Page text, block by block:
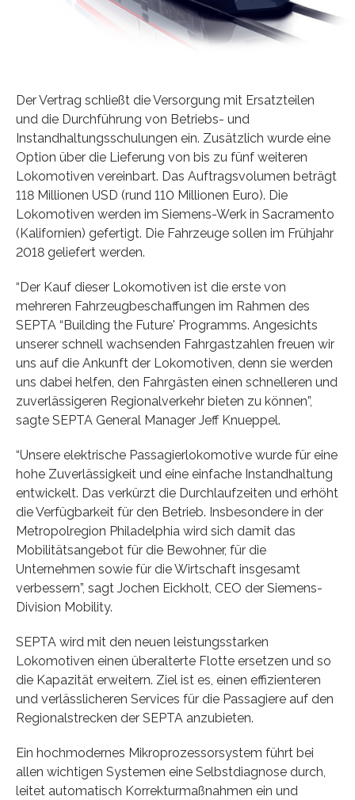
Der Vertrag schließt die Versorgung mit Ersatzteilen
und die Durchführung von Betriebs- und
Instandhaltungsschulungen ein. Zusätzlich wurde eine
Option über die Lieferung von bis zu fünf weiteren
Lokomotiven vereinbart. Das Auftragsvolumen beträgt
118 Millionen USD (rund 110 Millionen Euro). Die
Lokomotiven werden im Siemens-Werk in Sacramento
(Kalifornien) gefertigt. Die Fahrzeuge sollen im Frühjahr
2018 geliefert werden.
“Der Kauf dieser Lokomotiven ist die erste von
mehreren Fahrzeugbeschaffungen im Rahmen des
SEPTA “Building the Future' Programms. Angesichts
unserer schnell wachsenden Fahrgastzahlen freuen wir
uns auf die Ankunft der Lokomotiven, denn sie werden
uns dabei helfen, den Fahrgästen einen schnelleren und
zuverlässigeren Regionalverkehr bieten zu können”,
sagte SEPTA General Manager Jeff Knueppel.
“Unsere elektrische Passagierlokomotive wurde für eine
hohe Zuverlässigkeit und eine einfache Instandhaltung
entwickelt. Das verkürzt die Durchlaufzeiten und erhöht
die Verfügbarkeit für den Betrieb. Insbesondere in der
Metropolregion Philadelphia wird sich damit das
Mobilitätsangebot für die Bewohner, für die
Unternehmen sowie für die Wirtschaft insgesamt
verbessern”, sagt Jochen Eickholt, CEO der Siemens-
Division Mobility.
SEPTA wird mit den neuen leistungsstarken
Lokomotiven einen überalterte Flotte ersetzen und so
die Kapazität erweitern. Ziel ist es, einen effizienteren
und verlässlicheren Services für die Passagiere auf den
Regionalstrecken der SEPTA anzubieten.
Ein hochmodernes Mikroprozessorsystem führt bei
allen wichtigen Systemen eine Selbstdiagnose durch,
leitet automatisch Korrekturmaßnahmen ein und